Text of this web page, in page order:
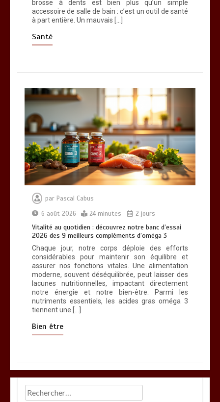
brosse à dents est bien plus qu’un simple
accessoire de salle de bain : c’est un outil de santé
à part entière. Un mauvais […]
Santé
par Pascal Cabus
6 août 2026
24 minutes 2 jours
Vitalité au quotidien : découvrez notre banc d’essai
2026 des 9 meilleurs compléments d’oméga 3
Chaque jour, notre corps déploie des efforts
considérables pour maintenir son équilibre et
assurer nos fonctions vitales. Une alimentation
moderne, souvent déséquilibrée, peut laisser des
lacunes nutritionnelles, impactant directement
notre énergie et notre bien-être. Parmi les
nutriments essentiels, les acides gras oméga 3
tiennent une […]
Bien être